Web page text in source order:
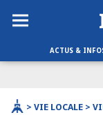
ACTUS &
> VIE LOCALE >